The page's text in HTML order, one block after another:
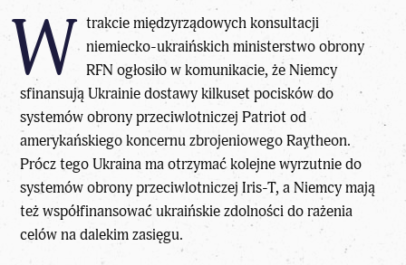
W trakcie międzyrządowych konsultacji
niemiecko-ukraińskich ministerstwo obrony
RFN ogłosiło w komunikacie, że Niemcy
sfinansują Ukrainie dostawy kilkuset pocisków do
systemów obrony przeciwlotniczej Patriot od
amerykańskiego koncernu zbrojeniowego Raytheon.
Prócz tego Ukraina ma otrzymać kolejne wyrzutnie do
systemów obrony przeciwlotniczej Iris-T, a Niemcy mają
też współfinansować ukraińskie zdolności do rażenia
celów na dalekim zasięgu.